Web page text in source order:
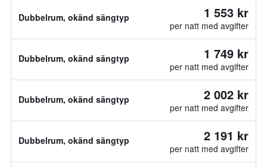
Dubbelrum, okänd sängtyp 1 553 kr
per natt med avgifter
Dubbelrum, okänd sängtyp 1 749 kr
per natt med avgifter
Dubbelrum, okänd sängtyp 2 002 kr
per natt med avgifter
Dubbelrum, okänd sängtyp 2 191 kr
per natt med avgifter